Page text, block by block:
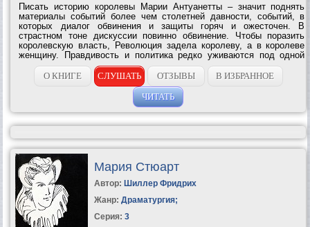
Писать историю королевы Марии Антуанетты – значит поднять
материалы событий более чем столетней давности, событий, в
которых диалог обвинения и защиты горяч и ожесточен. В
страстном тоне дискуссии повинно обвинение. Чтобы поразить
королевскую власть, Революция задела королеву, а в королеве
женщину. Правдивость и политика редко уживаются под одной
крышей, и там, где для демагогических целей надо создать некий
образ, от услужливых...
О КНИГЕ СЛУШАТЬ ОТЗЫВЫ
В ИЗБРАННОЕ
ЧИТАТЬ
Мария Стюарт
Автор: Шиллер Фридрих
Жанр: Драматургия;
Серия: 3